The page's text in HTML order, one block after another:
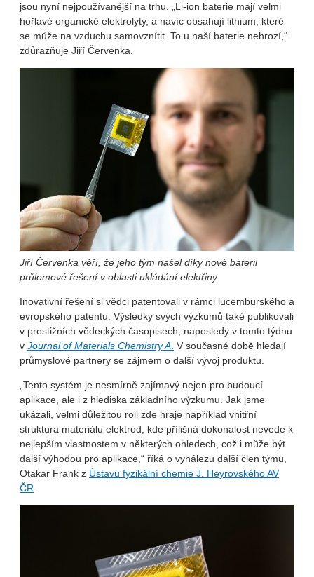
jsou nyní nejpoužívanější na trhu. „Li-ion baterie mají velmi
hořlavé organické elektrolyty, a navíc obsahují lithium, které
se může na vzduchu samovznítit. To u naší baterie nehrozí,“
zdůrazňuje Jiří Červenka.
Jiří Červenka věří, že jeho tým našel díky nové baterii
průlomové řešení v oblasti ukládání elektřiny.
Inovativní řešení si vědci patentovali v rámci lucemburského a
evropského patentu. Výsledky svých výzkumů také publikovali
v prestižních vědeckých časopisech, naposledy v tomto týdnu
v Journal of Materials Chemistry A V současné době hledají
průmyslové partnery se zájmem o další vývoj produktu.
„Tento systém je nesmírně zajímavý nejen pro budoucí
aplikace, ale i z hlediska základního výzkumu. Jak jsme
ukázali, velmi důležitou roli zde hraje například vnitřní
struktura materiálu elektrod, kde přílišná dokonalost nevede k
nejlepším vlastnostem v některých ohledech, což i může být
další výhodou pro aplikace,“ říká o vynálezu další člen týmu,
Otakar Frank z Ústavu fyzikální chemie J. Heyrovského AV
ČR